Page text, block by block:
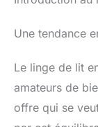
Une tendance
Le linge de lit
amateurs de
offre qui se